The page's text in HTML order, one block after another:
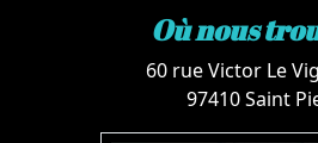
Où nous
60 rue Victor Le
97410 Saint